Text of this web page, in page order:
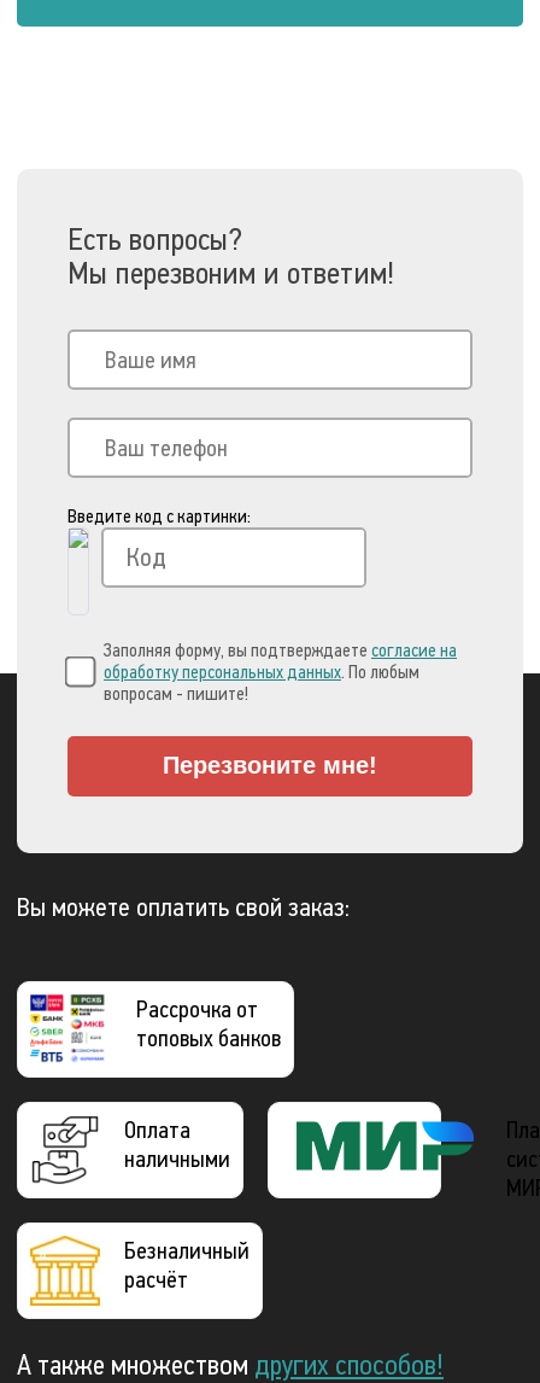
Есть вопросы?
Мы перезвоним и ответим!
Введите код с картинки:
Заполняя форму, вы подтверждаете согласие на
обработку персональных данных. По любым
вопросам - пишите!
Перезвоните мне!
Вы можете оплатить свой заказ:
Рассрочка от
топовых банков
Оплата
наличными
Безналичный
расчёт
А также множеством других способов!